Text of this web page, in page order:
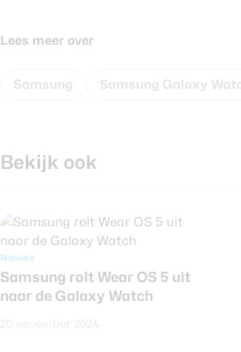
Lees meer over
Samsung Samsung Galaxy
Bekijk ook
Nieuws
Samsung rolt Wear OS 5 uit
naar de Galaxy Watch